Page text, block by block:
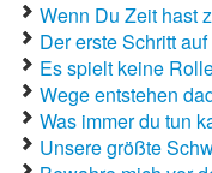
Gute Sprüche
Guten Morgen
Hochzeitssprüche
Wenn Du Zeit hast
Der erste Schritt
Es spielt keine
Wege entstehen
Was immer du tun
Unsere größte